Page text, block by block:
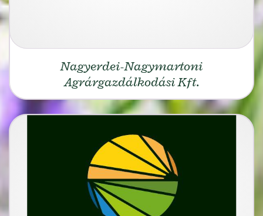
Nagyerdei-Nagymartoni
Agrárgazdálkodási Kft.